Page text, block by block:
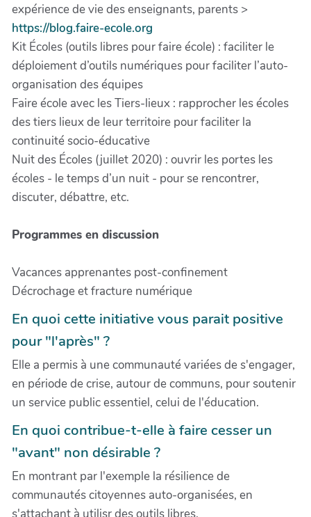
expérience de vie des enseignants, parents >
https://blog.faire-ecole.org
Kit Écoles (outils libres pour faire école) : faciliter le
déploiement d’outils numériques pour faciliter l’auto-
organisation des équipes
Faire école avec les Tiers-lieux : rapprocher les écoles
des tiers lieux de leur territoire pour faciliter la
continuité socio-éducative
Nuit des Écoles (juillet 2020) : ouvrir les portes les
écoles - le temps d’un nuit - pour se rencontrer,
discuter, débattre, etc.
Programmes en discussion
Vacances apprenantes post-confinement
Décrochage et fracture numérique
En quoi cette initiative vous parait positive
pour "l'après" ?
Elle a permis à une communauté variées de s'engager,
en période de crise, autour de communs, pour soutenir
un service public essentiel, celui de l'éducation.
En quoi contribue-t-elle à faire cesser un
"avant" non désirable ?
En montrant par l'exemple la résilience de
communautés citoyennes auto-organisées, en
s'attachant à utilisr des outils libres.